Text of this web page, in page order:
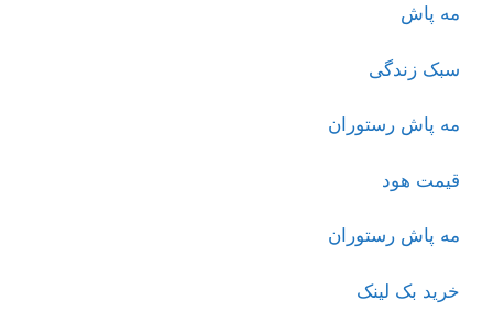
مه پاش
سبک زندگی
مه پاش رستوران
قیمت هود
مه پاش رستوران
خرید بک لینک